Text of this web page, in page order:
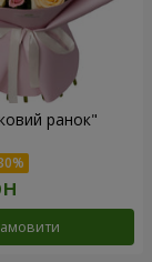
ранок"